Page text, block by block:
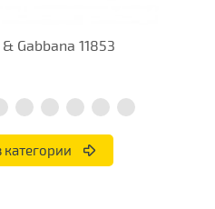
Gabbana 11853
категории